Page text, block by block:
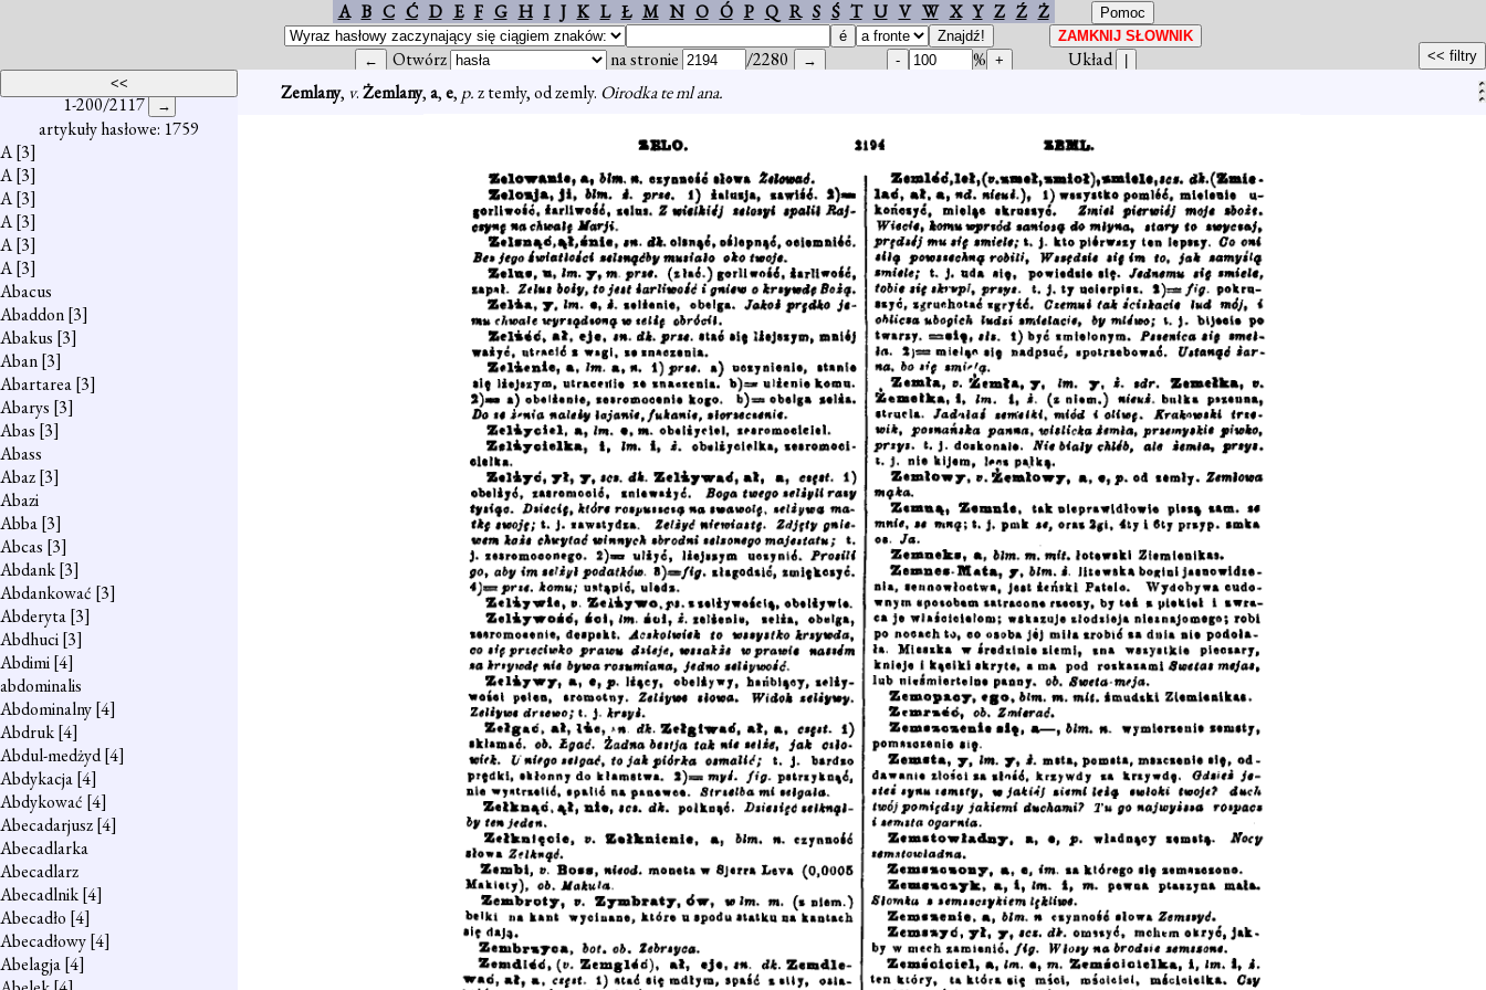
A B C Ć D E F G H I J K L Ł M N O Ó P Q R S Ś T U V W X Y Z Ź Ż
Otwórz na stronie /2280 %
Układ
1-200/2117
artykuły hasłowe: 1759
A[3]
A[3]
A[3]
A[3]
A[3]
A[3]
Abacus
Abaddon[3]
Abakus [3]
Aban[3]
Abartarea[3]
Abarys [3]
Abas [3]
Abass
Abaz[3]
Abazi
Abba[3]
Abcas [3]
Abdank[3]
Abdankować [3]
Abderyta[3]
Abdhuci[3]
Abdimi[4]
abdominalis
Abdominalny[4]
Abdruk[4]
Abdul-medżyd[4]
Abdykacja[4]
Abdykować [4]
Abecadarjusz[4]
Abecadlarka
Abecadlarz
Abecadlnik[4]
Abecadło [4]
Abecadłowy[4]
Abelagja[4]
Zemlany, v.Żemlany,a,e, p.z temły, od zemly. Oirodka te ml ana.